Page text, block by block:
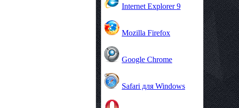
Internet Explorer 9
Mozilla Firefox
Google Chrome
Safari для Windows